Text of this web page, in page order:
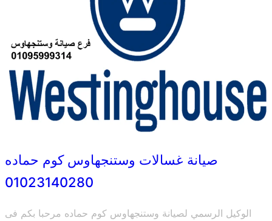
صيانة غسالات وستنجهاوس كوم حماده
01023140280
الوكيل الرسمي لصيانة وستنجهاوس كوم حماده مرحبا بكم فى